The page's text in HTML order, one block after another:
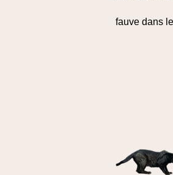
fauve dans